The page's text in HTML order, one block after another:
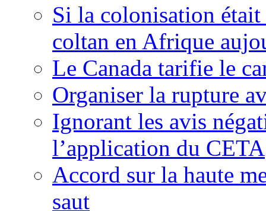
Si la colonisation
coltan en Afrique
Le Canada tarifie le
Organiser la rupture
Ignorant les avis
l’application du CETA
Accord sur la haute
saut